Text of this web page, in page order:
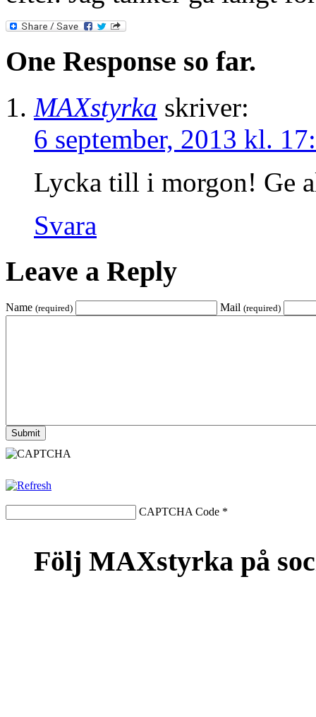
One Response so far.
MAXstyrka skriver:
6 september, 2013 kl.
Lycka till i morgon! Ge
Svara
Leave a Reply
Name (required) Mail (required)
CAPTCHA Code *
Följ MAXstyrka på